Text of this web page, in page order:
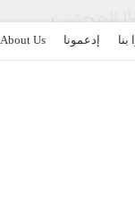
بنا إدعمونا About Us